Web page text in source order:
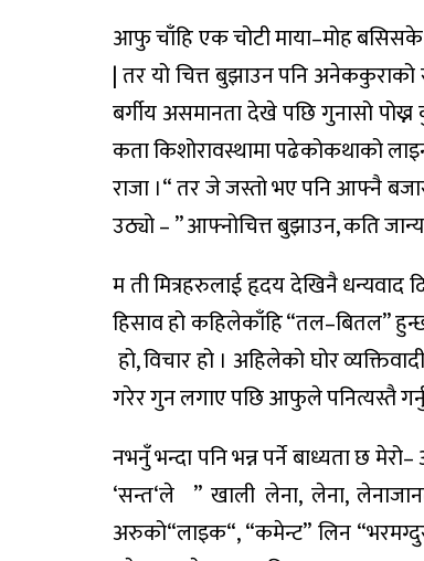
आफुचाँहिएकचोटीमाया–मोहबसिसके
|तरयोचित्तबुझाउनपनिअनेककुराको
बर्गीयअसमानतादेखेपछिगुनासोपोख्न
कताकिशोरावस्थामापढेकोकथाको
राजा ।“तरजेजस्तोभएपनिआफ्नै
उठ्यो– ”आफ्नोचित्तबुझाउन,कति
मतीमित्रहरुलाईहृदयदेखिनैधन्यवाद
हिसावहोकहिलेकाँहि“तल–बितल”
हो,विचारहो । अहिलेकोघोरव्यक्तिवादी
गरेरगुनलगाएपछिआफुलेपनित्यस्तै
नभनुँभन्दापनिभन्नपर्नेबाध्यताछमेरो–
‘सन्त‘ले ”खाली लेना, लेना,लेना
अरुको“लाइक“, “कमेन्ट”लिन“